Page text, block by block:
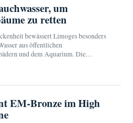
um
zu retten
bewässert Limoges besonders
aus öffentlichen
und dem Aquarium. Die
EM-Bronze im High